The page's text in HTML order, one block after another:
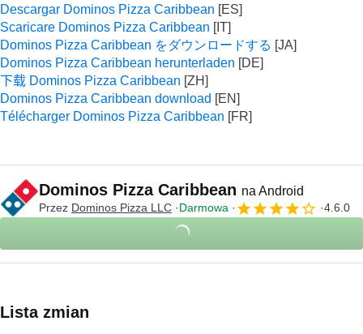
Descargar Dominos Pizza Caribbean
Scaricare Dominos Pizza Caribbean
Dominos Pizza Caribbean をダウンロードする
Dominos Pizza Caribbean herunterladen
下载 Dominos Pizza Caribbean
Dominos Pizza Caribbean download
Télécharger Dominos Pizza Caribbean
Dominos Pizza Caribbean na Android
Przez Dominos Pizza LLC Darmowa 4.6.0
Lista zmian